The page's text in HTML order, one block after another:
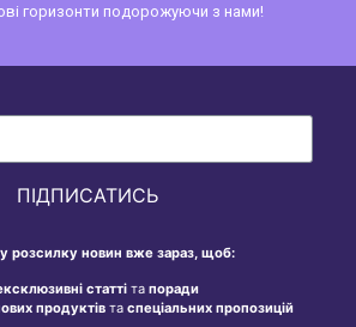
перевезення палива
ПІДПИСАТИСЬ
розсилку новин вже зараз, щоб:
статті та поради
продуктів та спеціальних пропозицій